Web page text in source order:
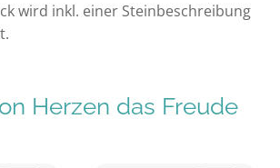
wird inkl. einer Steinbeschreibung
Herzen das Freude